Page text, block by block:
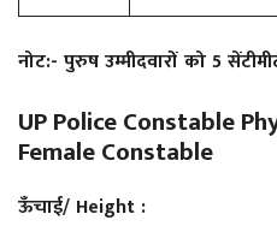
नोट:- पुरुष उम्मीदवारों को 5
UP Police Constable
Female Constable
ऊँचाई/ Height :